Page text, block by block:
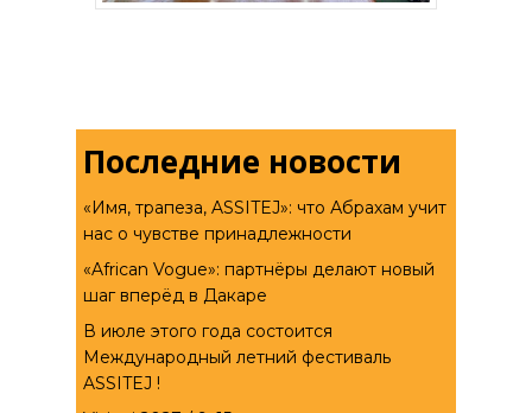
Последние новости
«Имя, трапеза, ASSITEJ»: что Абрахам учит
нас о чувстве принадлежности
«African Vogue»: партнёры делают новый
шаг вперёд в Дакаре
В июле этого года состоится
Международный летний фестиваль
ASSITEJ !